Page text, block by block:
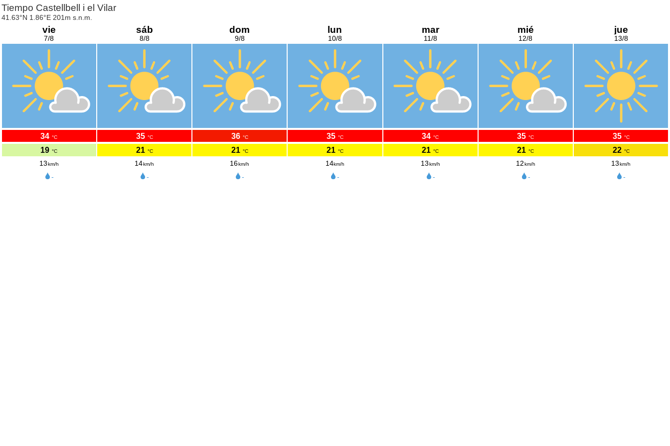
Tiempo Castellbell i el Vilar
41.63°N 1.86°E 201m s.n.m.
vie
7/8
34 °C
19 °C
13km/h
-
sáb
8/8
35 °C
21 °C
14km/h
-
dom
9/8
36 °C
21 °C
16km/h
-
lun
10/8
35 °C
21 °C
14km/h
-
mar
11/8
34 °C
21 °C
13km/h
-
mié
12/8
35 °C
21 °C
12km/h
-
jue
13/8
35 °C
22 °C
13km/h
-